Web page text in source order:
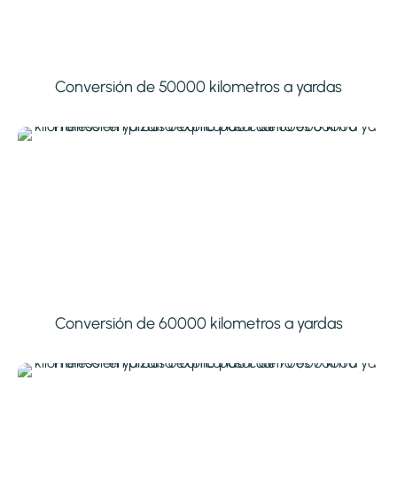
Conversión de 50000 kilometros a yardas
Conversión de 60000 kilometros a yardas